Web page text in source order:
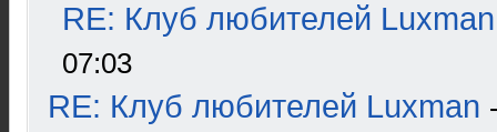
RE: Клуб любителей Luxman
07:03
RE: Клуб любителей Luxman